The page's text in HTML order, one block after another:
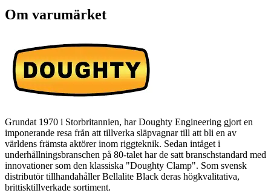
Om varumärket
Grundat 1970 i Storbritannien, har Doughty Engineering gjort en
imponerande resa från att tillverka släpvagnar till att bli en av
världens främsta aktörer inom riggteknik. Sedan intåget i
underhållningsbranschen på 80-talet har de satt branschstandard med
innovationer som den klassiska "Doughty Clamp". Som svensk
distributör tillhandahåller Bellalite Black deras högkvalitativa,
brittisktillverkade sortiment.